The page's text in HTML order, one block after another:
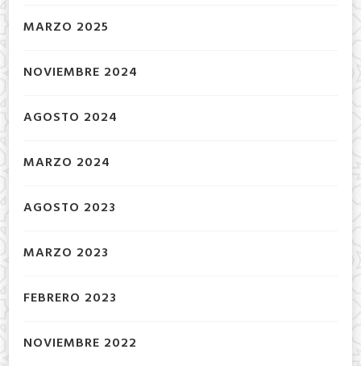
MARZO 2025
NOVIEMBRE 2024
AGOSTO 2024
MARZO 2024
AGOSTO 2023
MARZO 2023
FEBRERO 2023
NOVIEMBRE 2022